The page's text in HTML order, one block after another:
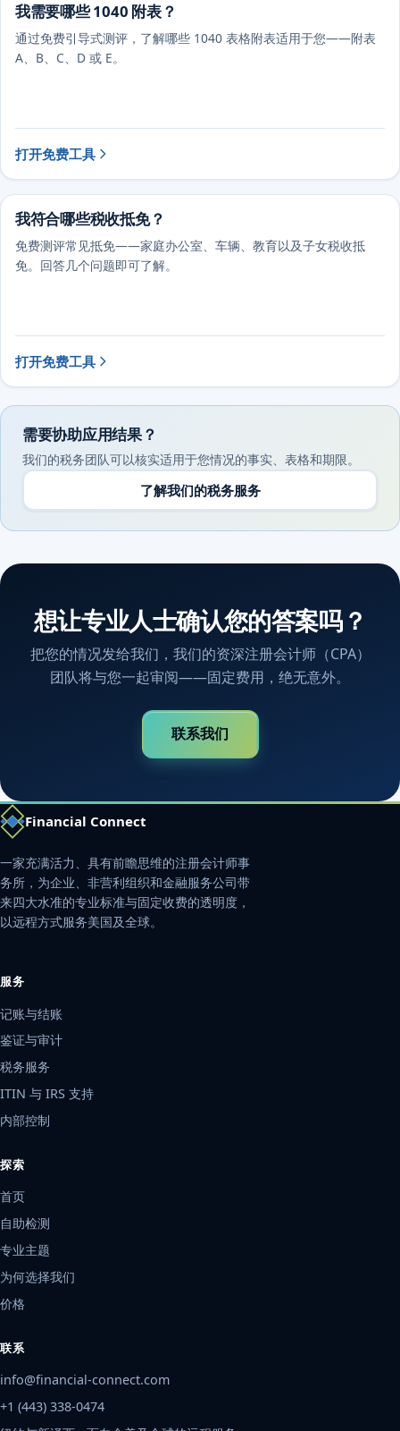
我需要哪些 1040 附表？
通过免费引导式测评，了解哪些 1040 表格附表适用于您——附表
A、B、C、D 或 E。
打开免费工具
我符合哪些税收抵免？
免费测评常见抵免——家庭办公室、车辆、教育以及子女税收抵
免。回答几个问题即可了解。
打开免费工具
需要协助应用结果？
我们的税务团队可以核实适用于您情况的事实、表格和期限。
了解我们的税务服务
想让专业人士确认您的答案吗？
把您的情况发给我们，我们的资深注册会计师（CPA）
团队将与您一起审阅——固定费用，绝无意外。
联系我们
Financial Connect
一家充满活力、具有前瞻思维的注册会计师事
务所，为企业、非营利组织和金融服务公司带
来四大水准的专业标准与固定收费的透明度，
以远程方式服务美国及全球。
服务
记账与结账
鉴证与审计
税务服务
ITIN 与 IRS 支持
内部控制
探索
首页
自助检测
专业主题
为何选择我们
价格
联系
info@financial-connect.com
+1 (443) 338-0474